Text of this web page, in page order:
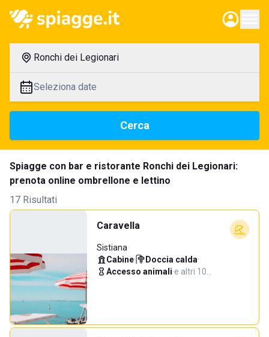
Ronchi dei Legionari
Seleziona date
Cerca
Spiagge con bar e ristorante Ronchi dei Legionari:
prenota online ombrellone e lettino
17 Risultati
Caravella
Sistiana
Cabine· Doccia calda·
Accesso animali·e altri 10…